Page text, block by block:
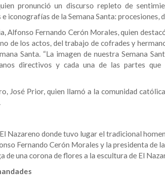
pronunció un discurso repleto de
de la Semana Santa: procesiones,
Alfonso Fernando Cerón Morales, quien
de los actos, del trabajo de cofrades y
Santa. “La imagen de nuestra Semana
directivos y cada una de las partes que
José Prior, quien llamó a la comunidad
Nazareno donde tuvo lugar el tradicional
Fernando Cerón Morales y la presidenta de
una corona de flores a la escultura de El